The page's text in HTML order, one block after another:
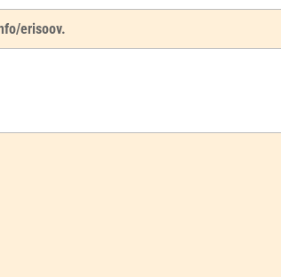
erisoov.